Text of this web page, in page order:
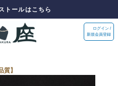
トールはこちら
ログイン /
新規会員登録
質】